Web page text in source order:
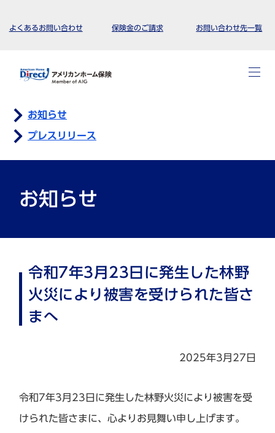
よくあるお問い合わせ 保険金のご請求 お問い合わせ先一覧
お知らせ
プレスリリース
お知らせ
令和7年3月23日に発生した林野
火災により被害を受けられた皆さ
まへ
2025年3月27日
令和7年3月23日に発生した林野火災により被害を受
けられた皆さまに、心よりお見舞い申し上げます。